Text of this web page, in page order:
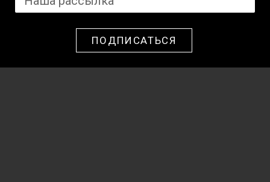
ПОДПИСАТЬСЯ